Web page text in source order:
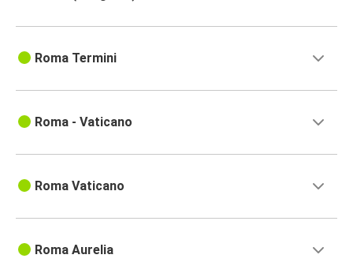
Roma Termini
Roma - Vaticano
Roma Vaticano
Roma Aurelia